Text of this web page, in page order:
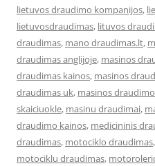
lietuvos draudimo kompanijos,
lietuvosdraudimas, lituvos
draudimas, mano draudimas.lt,
draudimas anglijoje, masinos
draudimas kainos, masinos
draudimas uk, masinos
skaiciuokle, masinu draudimai,
draudimo kainos, medicininis
draudimas, motociklo draudimas,
motociklu draudimas,